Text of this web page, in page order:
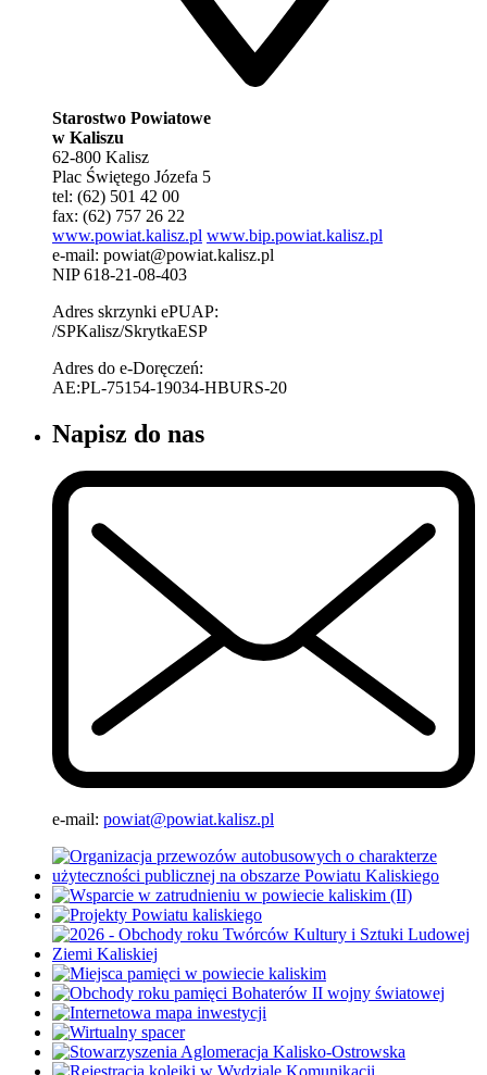
Starostwo Powiatowe
w Kaliszu
62-800 Kalisz
Plac Świętego Józefa 5
tel: (62) 501 42 00
fax: (62) 757 26 22
www.powiat.kalisz.pl www.bip.powiat.kalisz.pl
e-mail: powiat@powiat.kalisz.pl
NIP 618-21-08-403
Adres skrzynki ePUAP:
/SPKalisz/SkrytkaESP
Adres do e-Doręczeń:
AE:PL-75154-19034-HBURS-20
Napisz do nas
e-mail: powiat@powiat.kalisz.pl